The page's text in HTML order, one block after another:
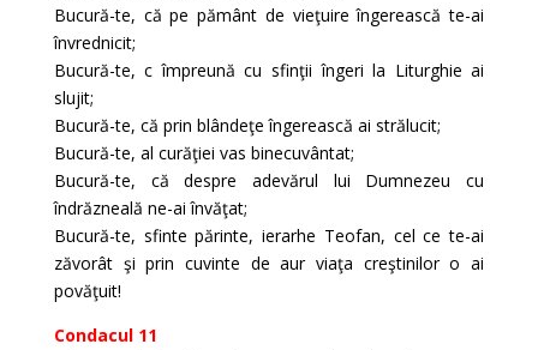
Bucură-te, că pe pământ de vieţuire îngerească te-ai
învrednicit;
Bucură-te, c împreună cu sfinţii îngeri la Liturghie ai
slujit;
Bucură-te, că prin blândeţe îngerească ai strălucit;
Bucură-te, al curăţiei vas binecuvântat;
Bucură-te, că despre adevărul lui Dumnezeu cu
îndrăzneală ne-ai învăţat;
Bucură-te, sfinte părinte, ierarhe Teofan, cel ce te-ai
zăvorât şi prin cuvinte de aur viaţa creştinilor o ai
povăţuit!
Condacul 11